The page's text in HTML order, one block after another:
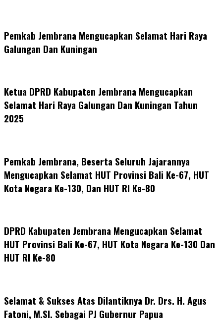
Pemkab Jembrana Mengucapkan Selamat Hari Raya
Galungan Dan Kuningan
Ketua DPRD Kabupaten Jembrana Mengucapkan
Selamat Hari Raya Galungan Dan Kuningan Tahun
2025
Pemkab Jembrana, Beserta Seluruh Jajarannya
Mengucapkan Selamat HUT Provinsi Bali Ke-67, HUT
Kota Negara Ke-130, Dan HUT RI Ke-80
DPRD Kabupaten Jembrana Mengucapkan Selamat
HUT Provinsi Bali Ke-67, HUT Kota Negara Ke-130 Dan
HUT RI Ke-80
Selamat & Sukses Atas Dilantiknya Dr. Drs. H. Agus
Fatoni, M.SI. Sebagai PJ Gubernur Papua